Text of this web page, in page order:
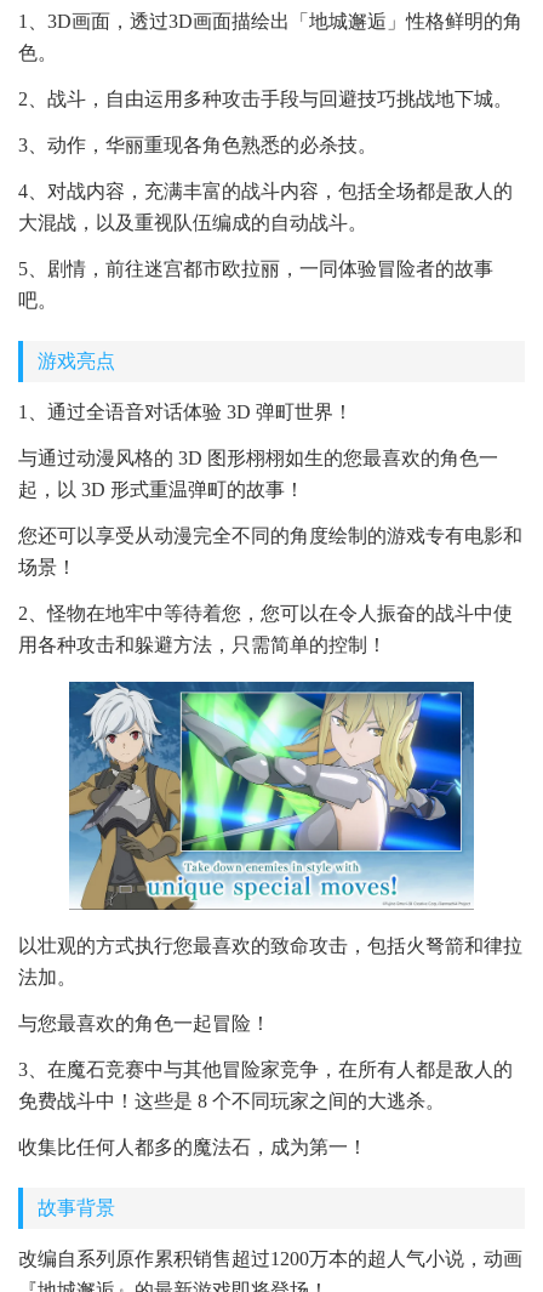
1、3D画面，透过3D画面描绘出「地城邂逅」性格鲜明的角
色。
2、战斗，自由运用多种攻击手段与回避技巧挑战地下城。
3、动作，华丽重现各角色熟悉的必杀技。
4、对战内容，充满丰富的战斗内容，包括全场都是敌人的
大混战，以及重视队伍编成的自动战斗。
5、剧情，前往迷宫都市欧拉丽，一同体验冒险者的故事
吧。
游戏亮点
1、通过全语音对话体验 3D 弹町世界！
与通过动漫风格的 3D 图形栩栩如生的您最喜欢的角色一
起，以 3D 形式重温弹町的故事！
您还可以享受从动漫完全不同的角度绘制的游戏专有电影和
场景！
2、怪物在地牢中等待着您，您可以在令人振奋的战斗中使
用各种攻击和躲避方法，只需简单的控制！
以壮观的方式执行您最喜欢的致命攻击，包括火弩箭和律拉
法加。
与您最喜欢的角色一起冒险！
3、在魔石竞赛中与其他冒险家竞争，在所有人都是敌人的
免费战斗中！这些是 8 个不同玩家之间的大逃杀。
收集比任何人都多的魔法石，成为第一！
故事背景
改编自系列原作累积销售超过1200万本的超人气小说，动画